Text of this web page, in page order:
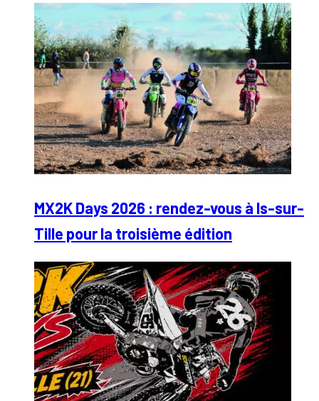
MX2K Days 2026 : rendez-vous à Is-sur-
Tille pour la troisième édition